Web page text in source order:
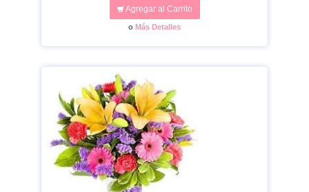
Agregar al Carrito
o Más Detalles